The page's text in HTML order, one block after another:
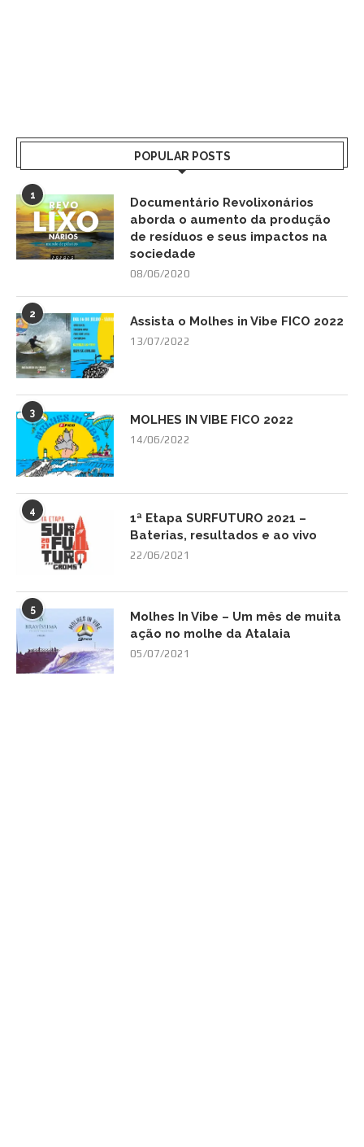
POPULAR POSTS
1
Documentário Revolixonários
aborda o aumento da produção
de resíduos e seus impactos na
sociedade
08/06/2020
2 Assista o Molhes in Vibe FICO 2022
13/07/2022
3 MOLHES IN VIBE FICO 2022
14/06/2022
4
1ª Etapa SURFUTURO 2021 –
Baterias, resultados e ao vivo
22/06/2021
5
Molhes In Vibe – Um mês de muita
ação no molhe da Atalaia
05/07/2021